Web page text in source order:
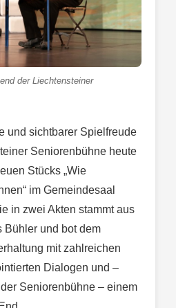
der Liechtensteiner
und sichtbarer Spielfreude
Seniorenbühne heute
Stücks „Wie
im Gemeindesaal
in zwei Akten stammt aus
Bühler und bot dem
mit zahlreichen
Dialogen und –
Seniorenbühne – einem